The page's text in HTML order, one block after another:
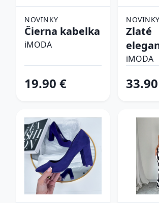
NOVINKY
Čierna kabelka
iMODA
19.90 €
NOVINKY
Zlaté
iMODA